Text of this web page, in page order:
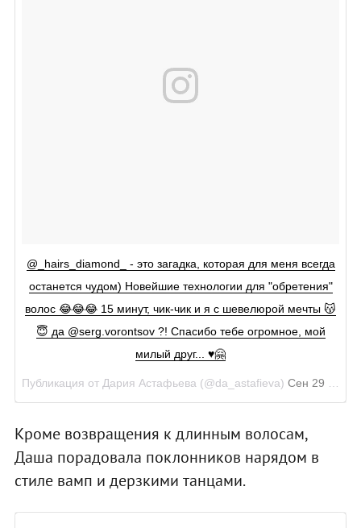
@_hairs_diamond_ - это загадка, которая для меня всегда
останется чудом) Новейшие технологии для "обретения"
волос 😂😂😂 15 минут, чик-чик и я с шевелюрой мечты 😽
😇 да @serg.vorontsov ?! Спасибо тебе огромное, мой
милый друг... ♥️🤗
Публикация от Дария Астафьева (@da_astafieva) Сен 29 2017 в 3:26 PDT
Кроме возвращения к длинным волосам,
Даша порадовала поклонников нарядом в
стиле вамп и дерзкими танцами.